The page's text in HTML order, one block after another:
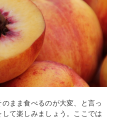
まま食べるのが大変、と言っ
て楽しみましょう。ここでは